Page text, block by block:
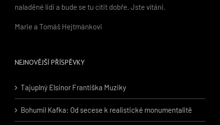
naladěné lidi a bude se tu cítit dobře. Jste vítáni.
Marie a Tomáš Hejtmánkovi
NEJNOVĚJŠÍ PŘÍSPĚVKY
Tajuplný Elsinor Františka Muziky
Bohumil Kafka: Od secese k realistické monumentalitě